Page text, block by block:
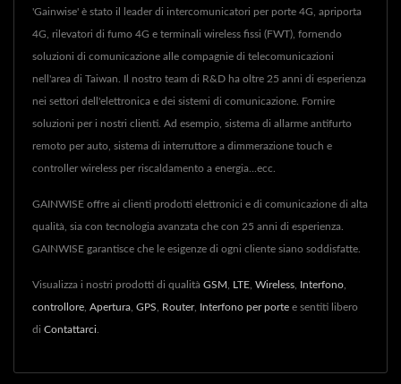
'Gainwise' è stato il leader di intercomunicatori per porte 4G, apriporta
4G, rilevatori di fumo 4G e terminali wireless fissi (FWT), fornendo
soluzioni di comunicazione alle compagnie di telecomunicazioni
nell'area di Taiwan. Il nostro team di R&D ha oltre 25 anni di esperienza
nei settori dell'elettronica e dei sistemi di comunicazione. Fornire
soluzioni per i nostri clienti. Ad esempio, sistema di allarme antifurto
remoto per auto, sistema di interruttore a dimmerazione touch e
controller wireless per riscaldamento a energia...ecc.
GAINWISE offre ai clienti prodotti elettronici e di comunicazione di alta
qualità, sia con tecnologia avanzata che con 25 anni di esperienza.
GAINWISE garantisce che le esigenze di ogni cliente siano soddisfatte.
Visualizza i nostri prodotti di qualità GSM LTE Wireless Interfono
controllore Apertura GPS Router, Interfono per porte e sentiti libero
di Contattarci